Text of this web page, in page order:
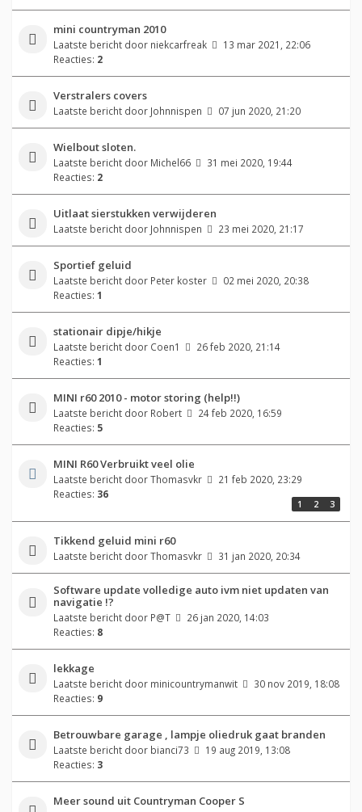
mini countryman 2010
Laatste bericht door niekcarfreak
13 mar 2021, 22:06
Reacties: 2
Verstralers covers
Laatste bericht door Johnnispen 07 jun 2020, 21:20
Wielbout sloten.
Laatste bericht door Michel66
31 mei 2020, 19:44
Reacties: 2
Uitlaat sierstukken verwijderen
Laatste bericht door Johnnispen 23 mei 2020, 21:17
Sportief geluid
Laatste bericht door Peter koster
02 mei 2020, 20:38
Reacties: 1
stationair dipje/hikje
Laatste bericht door Coen1
26 feb 2020, 21:14
Reacties: 1
MINI r60 2010 - motor storing (help!!)
Laatste bericht door Robert
24 feb 2020, 16:59
Reacties: 5
MINI R60 Verbruikt veel olie
Laatste bericht doorThomasvkr
21 feb 2020, 23:29
Reacties: 36
1 2 3
Tikkend geluid mini r60
Laatste bericht doorThomasvkr 31 jan 2020, 20:34
Software update volledige auto ivm niet updaten van
navigatie !?
Laatste bericht door P@T
26 jan 2020, 14:03
Reacties: 8
lekkage
Laatste bericht door minicountrymanwit
30 nov 2019, 18:08
Reacties: 9
Betrouwbare garage , lampje oliedruk gaat branden
Laatste bericht door bianci73
19 aug 2019, 13:08
Reacties: 3
Meer sound uit Countryman Cooper S